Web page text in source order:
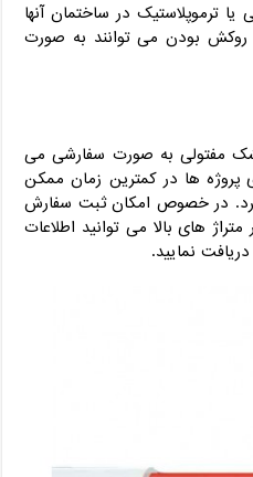
ترموپلاستیک در ساختمان آنها
بودن می توانند به صورت
مفتولی به صورت سفارشی می
پروژه ها در کمترین زمان ممکن
گیرد. در خصوص امکان ثبت سفارش
های بالا می توانید اطلاعات
نمایید.